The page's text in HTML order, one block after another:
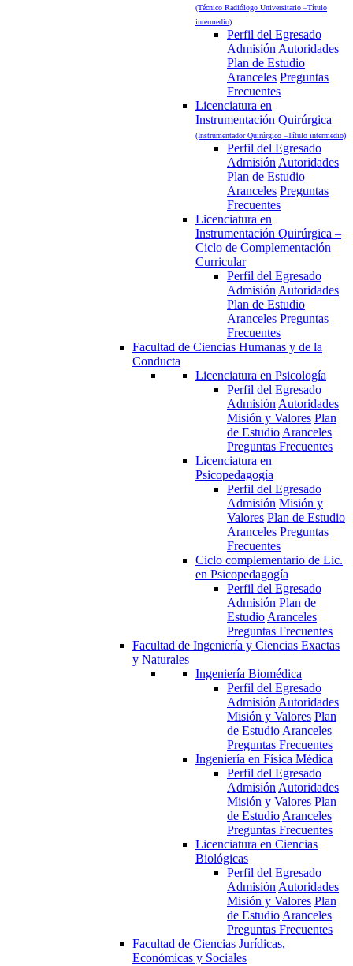
(Técnico Radiólogo Universitario –Título
intermedio)
Perfil del Egresado
AdmisiónAutoridades
Plan de Estudio
Aranceles Preguntas
Frecuentes
Licenciatura en
Instrumentación Quirúrgica
(Instrumentador Quirúrgico –Título intermedio)
Perfil del Egresado
AdmisiónAutoridades
Plan de Estudio
Aranceles Preguntas
Frecuentes
Licenciatura en
Instrumentación Quirúrgica –
Ciclo de Complementación
Curricular
Perfil del Egresado
AdmisiónAutoridades
Plan de Estudio
Aranceles Preguntas
Frecuentes
Facultad de Ciencias Humanas y de la
Conducta
Licenciatura en Psicología
Perfil del Egresado
AdmisiónAutoridades
Misión y Valores Plan
de EstudioAranceles
Preguntas Frecuentes
Licenciatura en
Psicopedagogía
Perfil del Egresado
Admisión Misión y
Valores Plan de Estudio
Aranceles Preguntas
Frecuentes
Ciclo complementario de Lic.
en Psicopedagogía
Perfil del Egresado
Admisión Plan de
EstudioAranceles
Preguntas Frecuentes
Facultad de Ingeniería y Ciencias Exactas
y Naturales
Ingeniería Biomédica
Perfil del Egresado
AdmisiónAutoridades
Misión y Valores Plan
de EstudioAranceles
Preguntas Frecuentes
Ingeniería en Física Médica
Perfil del Egresado
AdmisiónAutoridades
Misión y Valores Plan
de EstudioAranceles
Preguntas Frecuentes
Licenciatura en Ciencias
Biológicas
Perfil del Egresado
AdmisiónAutoridades
Misión y Valores Plan
de EstudioAranceles
Preguntas Frecuentes
Facultad de Ciencias Jurídicas,
Económicas y Sociales